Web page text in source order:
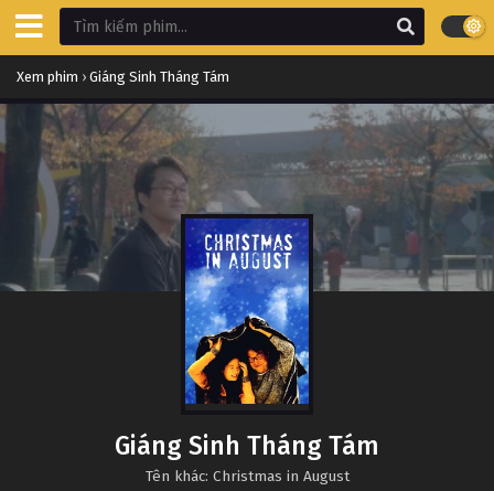
Xem phim › Giáng Sinh Tháng Tám
Giáng Sinh Tháng Tám
Tên khác: Christmas in August